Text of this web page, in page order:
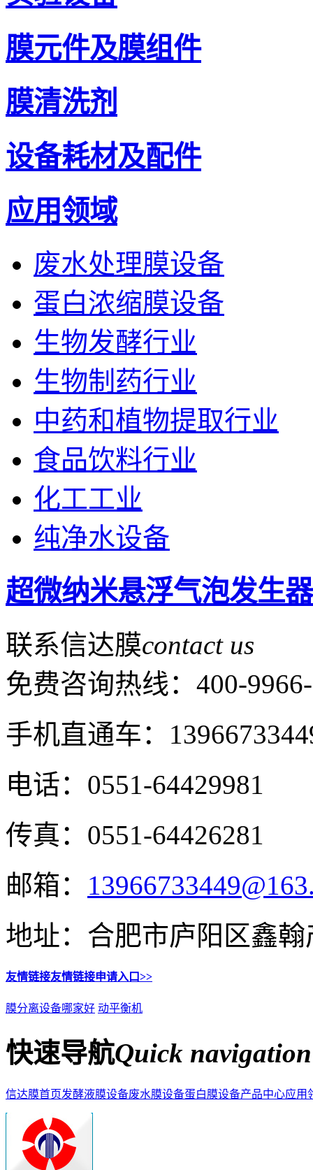
膜元件及膜组件
膜清洗剂
设备耗材及配件
应用领域
废水处理膜设备
蛋白浓缩膜设备
生物发酵行业
生物制药行业
中药和植物提取行业
食品饮料行业
化工工业
纯净水设备
超微纳米悬浮气泡发生器
联系信达膜contact us
免费咨询热线： 400-
手机直通车：
电话：0551-64429981
传真：0551-64426281
邮箱：
地址：合肥市庐阳区鑫翰
友情链接友情链接申请入口>>
膜分离设备哪家好 动平衡机
快速导航Quick navigation
信达膜首页发酵液膜设备废水膜设备蛋白膜设备产品中心应用